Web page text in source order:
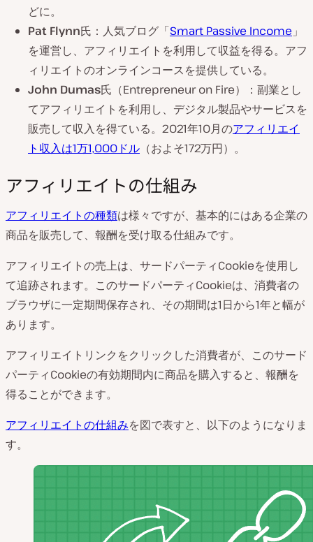
どに。
Pat Flynn氏：人気ブログ「Smart Passive Income 」
を運営し、アフィリエイトを利用して収益を得る。アフ
ィリエイトのオンラインコースを提供している。
John Dumas氏（Entrepreneur on Fire）：副業とし
てアフィリエイトを利用し、デジタル製品やサービスを
販売して収入を得ている。2021年10月のアフィリエイ
ト収入は1万1,000ドル （およそ172万円）。
アフィリエイトの仕組み
アフィリエイトの種類は様々ですが、基本的にはある企業の
商品を販売して、報酬を受け取る仕組みです。
アフィリエイトの売上は、サードパーティCookieを使用し
て追跡されます。このサードパーティCookieは、消費者の
ブラウザに一定期間保存され、その期間は1日から1年と幅が
あります。
アフィリエイトリンクをクリックした消費者が、このサード
パーティCookieの有効期間内に商品を購入すると、報酬を
得ることができます。
アフィリエイトの仕組みを図で表すと、以下のようになりま
す。